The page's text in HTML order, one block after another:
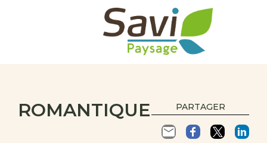
PARTAGER
ROMANTIQUE